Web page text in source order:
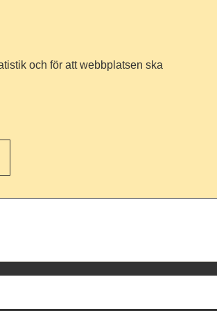
och för att webbplatsen ska